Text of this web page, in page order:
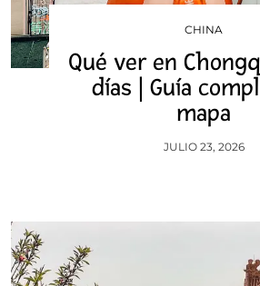
CHINA
Qué ver en
días | Guía
mapa
JULIO 23, 2026